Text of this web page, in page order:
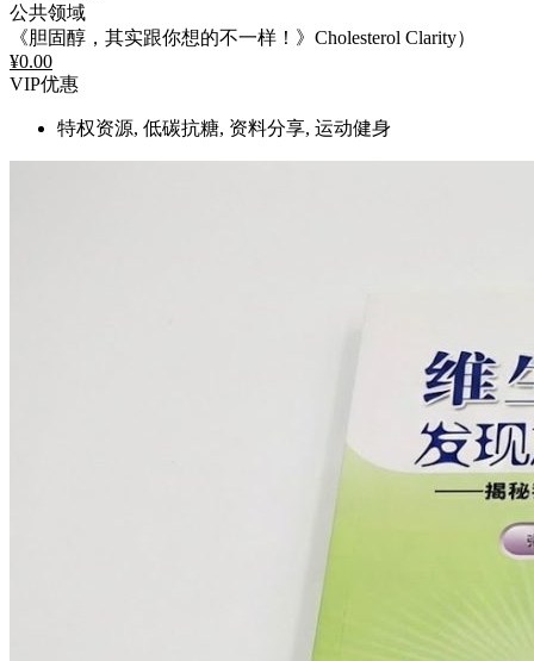
公共领域
《胆固醇，其实跟你想的不一样！》Cholesterol Clarity）
¥0.00
VIP优惠
特权资源, 低碳抗糖, 资料分享, 运动健身